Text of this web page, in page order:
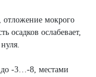
мокрого
осадков ослабевает,
до -3…-8, местами